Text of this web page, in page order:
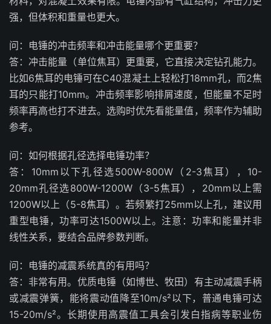
强，但体积和重量也更大。
问：电锤的冲击频率和冲击能量哪个更重要？
答：冲击能量（单位焦耳）更重要，它直接决定钻孔能力。
比如6焦耳的电锤可在C40混凝土上轻松打18mm孔，而2焦
耳的只能打10mm。冲击频率影响排屑速度，但能量不足时
频率再高也打不进去。选购时优先看能量值，频率作为辅助
参考。
问：如何根据孔径选择电锤功率？
答：10mm以下孔径选500W-800W（2-3焦耳），10-
20mm孔径选800W-1200W（3-5焦耳），20mm以上需
1200W以上（5-8焦耳）。若频繁打25mm以上孔，建议用
重型电锤，功率可达1500W以上。注意：功率和能量并非
线性关系，要结合品牌参数判断。
问：电锤的减震系统真的有用吗？
答：非常有用。优质电锤（如博世、牧田）有主动减震手柄
或减震弹簧，能将震动值降至10m/s²以下，普通电锤可达
15-20m/s²。长期使用高震值工具会引发白指病等职业伤